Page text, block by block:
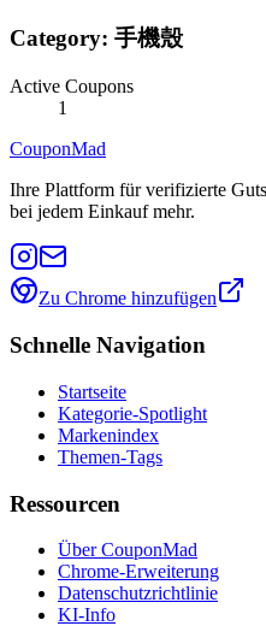
Category: 手機殼
Active Coupons
1
CouponMad
Ihre Plattform für verifizierte
bei jedem Einkauf mehr.
Zu Chrome hinzufügen
Schnelle Navigation
Startseite
Kategorie-Spotlight
Markenindex
Themen-Tags
Ressourcen
Über CouponMad
Chrome-Erweiterung
Datenschutzrichtlinie
KI-Info